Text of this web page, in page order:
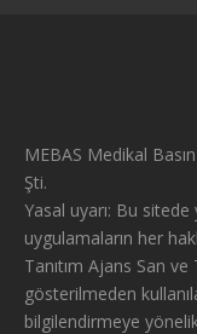
MEBAS Medikal
Şti.
Yasal uyarı: Bu
uygulamaların her
Tanıtım Ajans San
gösterilmeden
bilgilendirmeye